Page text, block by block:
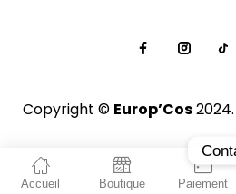
Accueil Boutique Paiement
Copyright © Europ’Cos2024.